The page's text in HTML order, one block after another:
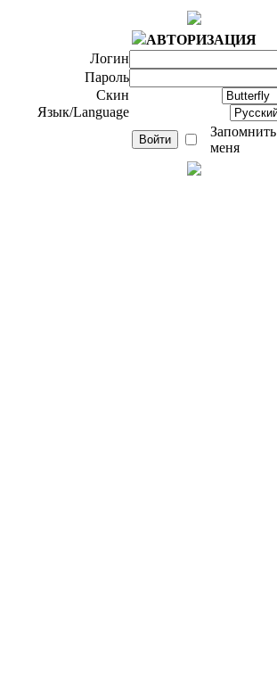
АВТОРИЗАЦИЯ
Логин
Пароль
Скин
Язык/Language
Запомнить
меня